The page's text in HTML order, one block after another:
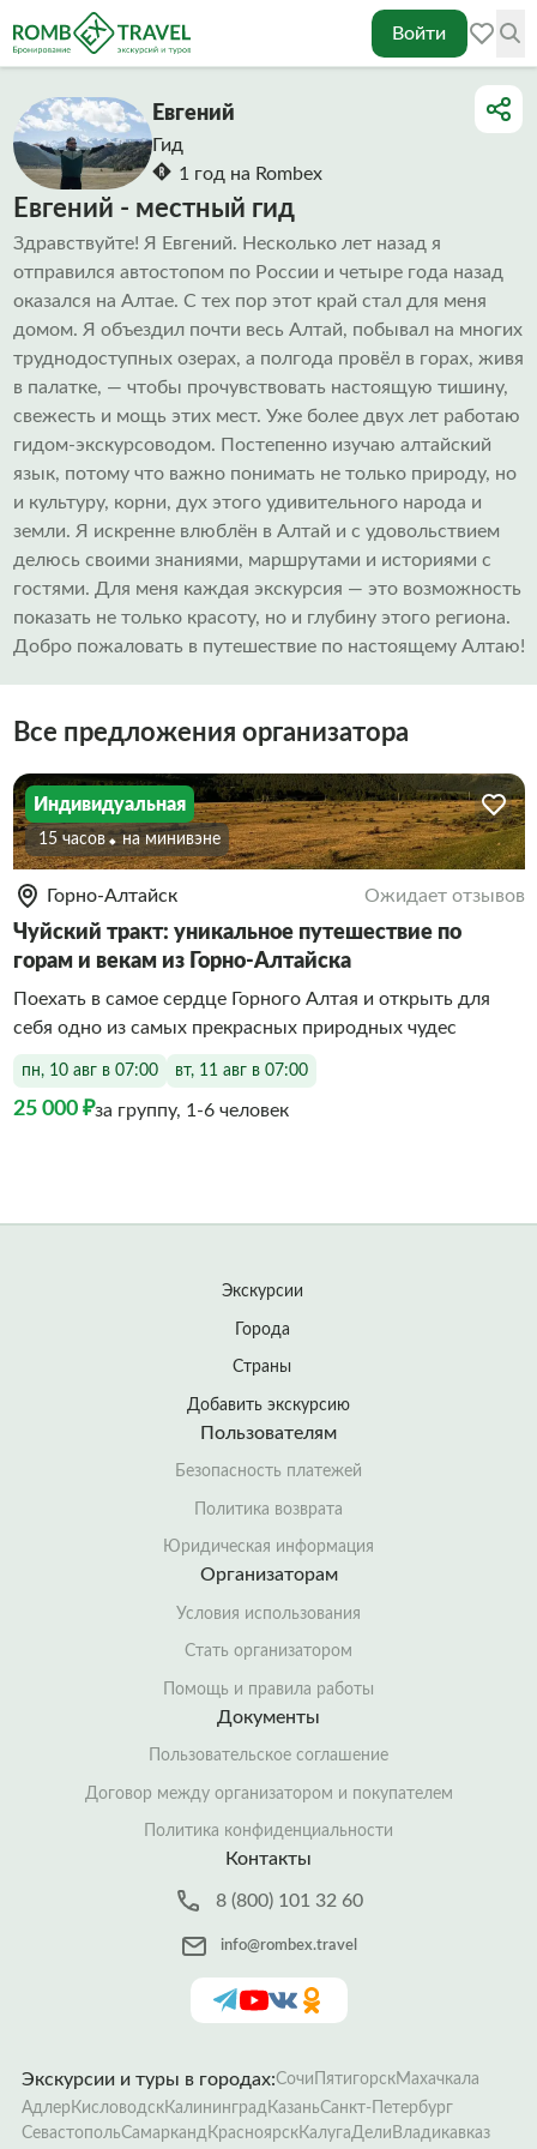
Войти
Евгений
Гид
1 год на Rombex
Евгений - местный гид
Здравствуйте! Я Евгений. Несколько лет назад я
отправился автостопом по России и четыре года назад
оказался на Алтае. С тех пор этот край стал для меня
домом. Я объездил почти весь Алтай, побывал на многих
труднодоступных озерах, а полгода провёл в горах, живя
в палатке, — чтобы прочувствовать настоящую тишину,
свежесть и мощь этих мест. Уже более двух лет работаю
гидом-экскурсоводом. Постепенно изучаю алтайский
язык, потому что важно понимать не только природу, но
и культуру, корни, дух этого удивительного народа и
земли. Я искренне влюблён в Алтай и с удовольствием
делюсь своими знаниями, маршрутами и историями с
гостями. Для меня каждая экскурсия — это возможность
показать не только красоту, но и глубину этого региона.
Добро пожаловать в путешествие по настоящему Алтаю!
Все предложения организатора
Индивидуальная
15 часов На минивэне
Горно-Алтайск Ожидает отзывов
Чуйский тракт: уникальное путешествие по
горам и векам из Горно-Алтайска
Поехать в самое сердце Горного Алтая и открыть для
себя одно из самых прекрасных природных чудес
пн, 10 авг в 07:00 вт, 11 авг в 07:00
25 000 ₽за группу, 1-6 человек
Экскурсии
Города
Страны
Добавить экскурсию
Пользователям
Безопасность платежей
Политика возврата
Юридическая информация
Организаторам
Условия использования
Стать организатором
Помощь и правила работы
Документы
Пользовательское соглашение
Договор между организатором и покупателем
Политика конфиденциальности
Контакты
8 (800) 101 32 60
info@rombex.travel
Экскурсии и туры в городах:Сочи ПятигорскМахачкала
Адлер КисловодскКалининград КазаньСанкт-Петербург
СевастопольСамарканд КрасноярскКалугаДели Владикавказ